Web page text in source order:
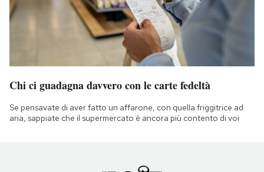
Chi ci guadagna davvero con le carte fedeltà
Se pensavate di aver fatto un affarone, con quella friggitrice ad
aria, sappiate che il supermercato è ancora più contento di voi